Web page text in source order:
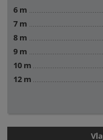
6 m
7 m
8 m
9 m
10 m
12 m